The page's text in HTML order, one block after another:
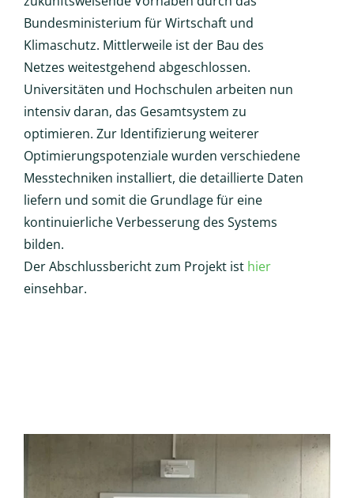
Bundesministerium für Wirtschaft und
Klimaschutz. Mittlerweile ist der Bau des
Netzes weitestgehend abgeschlossen.
Universitäten und Hochschulen arbeiten nun
intensiv daran, das Gesamtsystem zu
optimieren. Zur Identifizierung weiterer
Optimierungspotenziale wurden verschiedene
Messtechniken installiert, die detaillierte Daten
liefern und somit die Grundlage für eine
kontinuierliche Verbesserung des Systems
bilden.
Der Abschlussbericht zum Projekt ist hier
einsehbar.